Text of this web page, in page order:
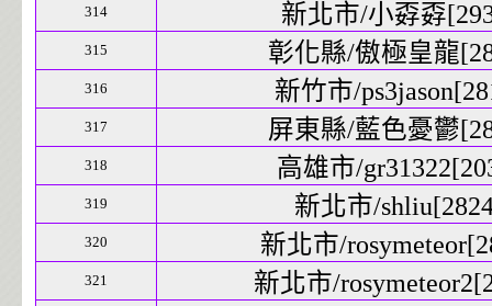
314 新北市/小孬孬
315 彰化縣/傲極皇龍
316 新竹市/
317 屏東縣/藍色憂鬱
318 高雄市/
319 新北市/
320 新北市/
321 新北市/